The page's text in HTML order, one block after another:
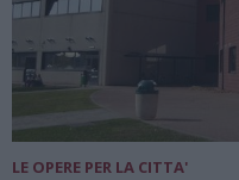
LE OPERE PER LA CITTA'